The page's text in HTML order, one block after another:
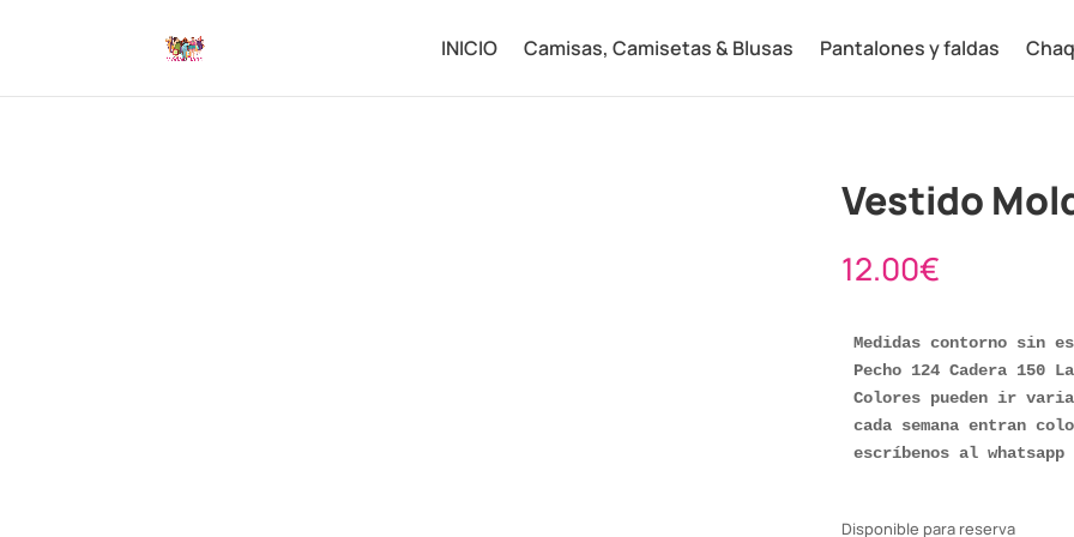
INICIO Camisas, Camisetas & Blusas Pantalones y faldas
Vestido
12.00€
Medidas contorno sin
Pecho 124 Cadera 150
Colores pueden ir
cada semana entran
escríbenos al
Disponible para reserva